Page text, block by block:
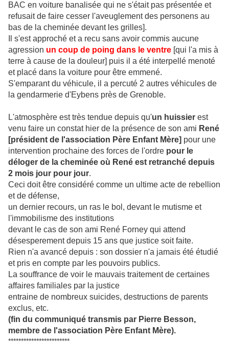
BAC en voiture banalisée qui ne s'était pas présentée et
refusait de faire cesser l'aveuglement des personens au
bas de la cheminée devant les grilles].
Il s'est approché et a recu sans avoir commis aucune
agression un coup de poing dans le ventre [qui l'a mis à
terre à cause de la douleur] puis il a été interpellé menoté
et placé dans la voiture pour être emmené.
S'emparant du véhicule, il a percuté 2 autres véhicules de
la gendarmerie d'Eybens près de Grenoble.
L'atmosphère est très tendue depuis qu'un huissier est
venu faire un constat hier de la présence de son ami René
[président de l'association Père Enfant Mère] pour une
intervention prochaine des forces de l'ordre pour le
déloger de la cheminée où René est retranché depuis
2 mois jour pour jour.
Ceci doit être considéré comme un ultime acte de rebellion
et de défense,
un dernier recours, un ras le bol, devant le mutisme et
l'immobilisme des institutions
devant le cas de son ami René Forney qui attend
désesperement depuis 15 ans que justice soit faite.
Rien n'a avancé depuis : son dossier n'a jamais été étudié
et pris en compte par les pouvoirs publics.
La souffrance de voir le mauvais traitement de certaines
affaires familiales par la justice
entraine de nombreux suicides, destructions de parents
exclus, etc.
(fin du communiqué transmis par Pierre Besson,
membre de l'association Père Enfant Mère).
************************